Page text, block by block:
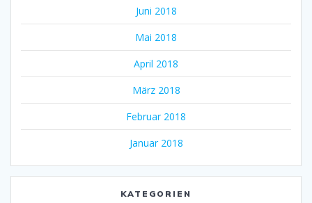
Juni 2018
Mai 2018
April 2018
März 2018
Februar 2018
Januar 2018
KATEGORIEN